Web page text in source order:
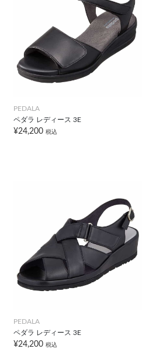
PEDALA
ペダラ レディース 3E
¥24,200 税込
PEDALA
ペダラ レディース 3E
¥24,200 税込